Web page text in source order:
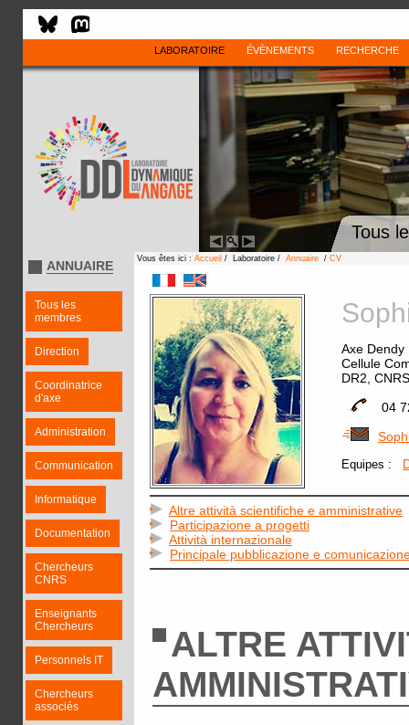
LABORATOIRE ÉVÈNEMENTS RECHERCHE
Tous
ANNUAIRE
Tous les
membres
Direction
Coordinatrice
d'axe
Administration
Communication
Informatique
Documentation
Chercheurs
CNRS
Enseignants
Chercheurs
Personnels IT
Chercheurs
associés
Vous êtes ici : Accueil / Laboratoire / Annuaire / CV
Axe Dendy
Cellule
DR2, CNRS
04
Equipes :
Altre attività scientifiche e amministrative
Participazione a progetti
Attività internazionale
Principale pubblicazione e
ALTRE